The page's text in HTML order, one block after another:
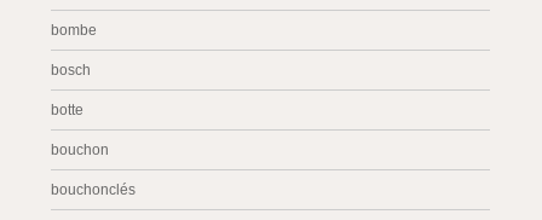
bombe
bosch
botte
bouchon
bouchonclés